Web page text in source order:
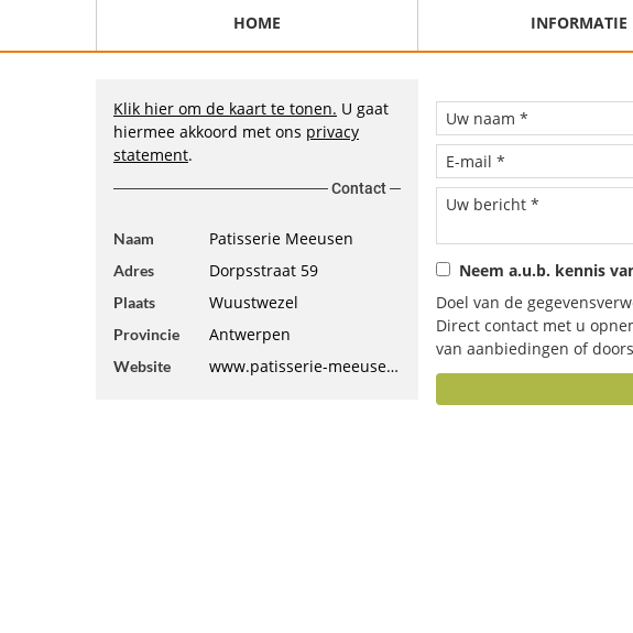
HOME INFORMATIE
Klik hier om de kaart te tonen. U gaat
hiermee akkoord met ons privacy
statement.
Contact
Naam Patisserie Meeusen
Adres Dorpsstraat 59
Plaats Wuustwezel
Provincie Antwerpen
Website www.patisserie-meeusen.be
Neem a.u.b. kennis
Doel van de
Direct contact met u
van aanbiedingen of